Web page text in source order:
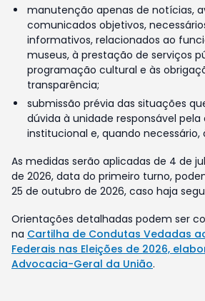
manutenção apenas de notícias,
comunicados objetivos,
informativos, relacionados ao
museus, à prestação de serviços
programação cultural e às
transparência;
submissão prévia das situações
dúvida à unidade responsável
institucional e, quando necessário,
As medidas serão aplicadas de 4 de
de 2026, data do primeiro turno,
25 de outubro de 2026, caso haja
Orientações detalhadas podem ser
na Cartilha de Condutas Vedadas
Federais nas Eleições de 2026,
Advocacia-Geral da União.